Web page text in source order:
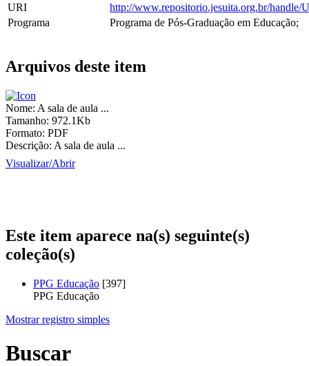
URI
http://www.repositorio.jesuita.org.br/handle/
Programa
Programa de Pós-Graduação em Educação;
Arquivos deste item
Nome: A sala de aula ...
Tamanho: 972.1Kb
Formato: PDF
Descrição: A sala de aula ...
Visualizar/Abrir
Este item aparece na(s) seguinte(s)
coleção(s)
PPG Educação [397]
PPG Educação
Mostrar registro simples
Buscar